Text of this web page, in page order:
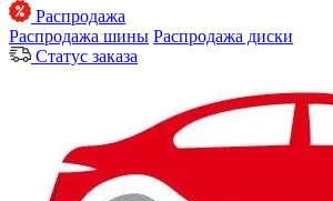
Распродажа
Распродажа шины Распродажа диски
Статус заказа